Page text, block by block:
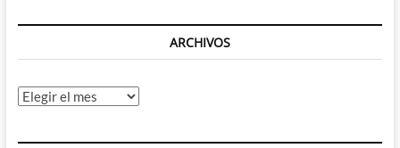
ARCHIVOS
Archivos